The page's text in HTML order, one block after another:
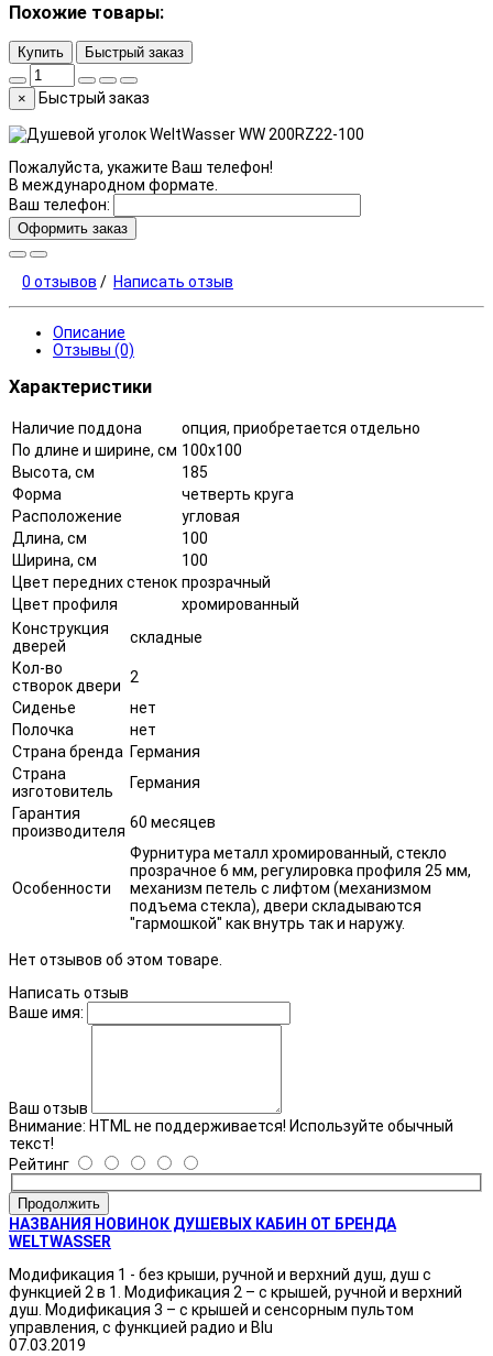
Похожие товары:
Купить Быстрый заказ
× Быстрый заказ
Пожалуйста, укажите Ваш телефон!
В международном формате.
Ваш телефон:
Оформить заказ
0 отзывов / Написать отзыв
Описание
Отзывы (0)
Характеристики
Наличие поддона
опция, приобретается отдельно
По длине и ширине, см 100x100
Высота, см
185
Форма
четверть круга
Расположение
угловая
Длина, см
100
Ширина, см
100
Цвет передних стенок прозрачный
Цвет профиля
хромированный
Конструкция
дверей
складные
Кол-во
створок двери
2
Сиденье
нет
Полочка
нет
Страна бренда Германия
Страна
изготовитель
Германия
Гарантия
производителя 60 месяцев
Особенности
Фурнитура металл хромированный, стекло
прозрачное 6 мм, регулировка профиля 25 мм,
механизм петель с лифтом (механизмом
подъема стекла), двери складываются
"гармошкой" как внутрь так и наружу.
Нет отзывов об этом товаре.
Написать отзыв
Ваше имя:
Ваш отзыв
Внимание: HTML не поддерживается! Используйте обычный
текст!
Рейтинг
Продолжить
НАЗВАНИЯ НОВИНОК ДУШЕВЫХ КАБИН ОТ БРЕНДА
WELTWASSER
Модификация 1 - без крыши, ручной и верхний душ, душ с
функцией 2 в 1. Модификация 2 – с крышей, ручной и верхний
душ. Модификация 3 – с крышей и сенсорным пультом
управления, с функцией радио и Blu
07.03.2019